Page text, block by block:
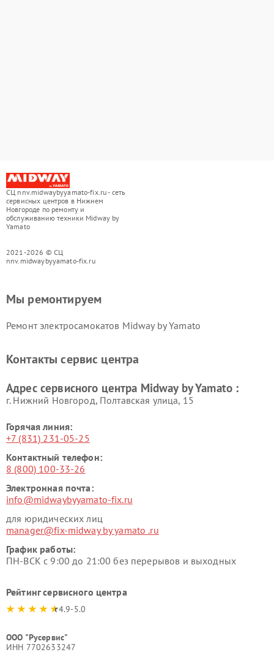
СЦ nnv.midwaybyyamato-fix.ru - сеть
сервисных центров в Нижнем
Новгороде по ремонту и
обслуживанию техники Midway by
Yamato
2021-2026 © СЦ
nnv.midwaybyyamato-fix.ru
Мы ремонтируем
Ремонт электросамокатов Midway by Yamato
Контакты сервис центра
Адрес сервисного центра Midway by Yamato :
г. Нижний Новгород, Полтавская улица, 15
Горячая линия:
+7 (831) 231-05-25
Контактный телефон:
8 (800) 100-33-26
Электронная почта:
info@midwaybyyamato-fix.ru
для юридических лиц
manager@fix-midway by yamato .ru
График работы:
ПН-ВСК с 9:00 до 21:00 без перерывов и выходных
Рейтинг сервисного центра
4.9-5.0
ООО "Русервис"
ИНН 7702633247